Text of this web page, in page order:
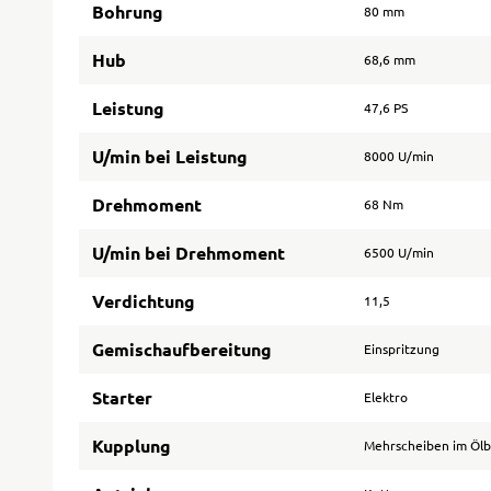
Bohrung 80 mm
Hub 68,6 mm
Leistung 47,6 PS
U/min bei Leistung 8000 U/min
Drehmoment 68 Nm
U/min bei Drehmoment 6500 U/min
Verdichtung 11,5
Gemischaufbereitung Einspritzung
Starter Elektro
Kupplung Mehrscheiben im